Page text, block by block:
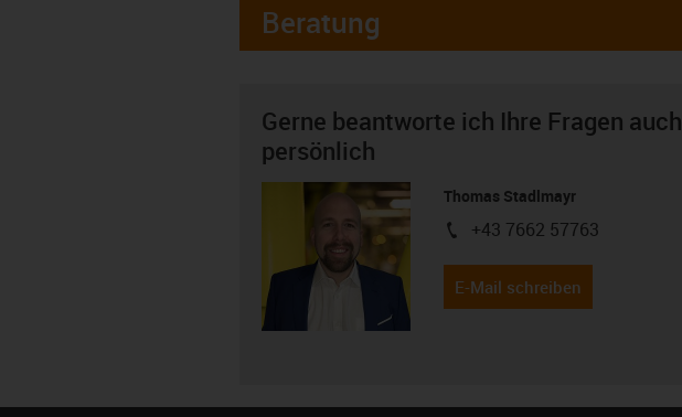
Beratung
Gerne beantworte ich Ihre Fragen auch
persönlich
Thomas Stadlmayr
igus-icon-phone
+43 7662 57763
E-Mail schreiben